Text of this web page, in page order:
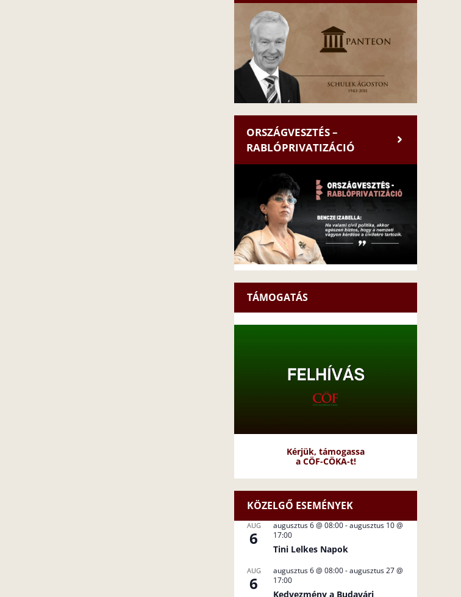
ORSZÁGVESZTÉS –
RABLÓPRIVATIZÁCIÓ
TÁMOGATÁS
Kérjük, támogassa
a CÖF-CÖKA-t!
KÖZELGŐ ESEMÉNYEK
AUG
6
augusztus 6 @ 08:00-augusztus 10 @
17:00
Tini Lelkes Napok
AUG
6
augusztus 6 @ 08:00-augusztus 27 @
17:00
Kedvezmény a Budavári